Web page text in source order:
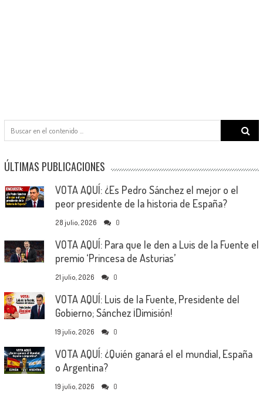
Search
ÚLTIMAS PUBLICACIONES
VOTA AQUÍ: ¿Es Pedro Sánchez el mejor o el
peor presidente de la historia de España?
28 julio, 2026 0
VOTA AQUÍ: Para que le den a Luis de la Fuente el
premio ‘Princesa de Asturias’
21 julio, 2026 0
VOTA AQUÍ: Luis de la Fuente, Presidente del
Gobierno; Sánchez ¡Dimisión!
19 julio, 2026 0
VOTA AQUÍ: ¿Quién ganará el el mundial, España
o Argentina?
19 julio, 2026 0